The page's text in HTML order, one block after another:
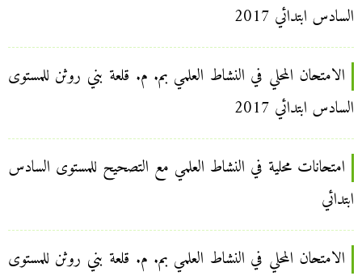
السادس ابتدائي 2017
الامتحان المحلي في النشاط العلمي بم. م. قلعة بني روثن للمستوى
السادس ابتدائي 2017
امتحانات محلية في النشاط العلمي مع التصحيح للمستوى السادس
ابتدائي
الامتحان المحلي في النشاط العلمي بم. م. قلعة بني روثن للمستوى